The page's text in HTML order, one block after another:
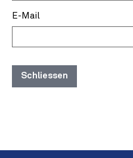
E-Mail
Schliessen